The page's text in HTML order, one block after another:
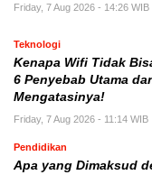
Friday, 7 Aug 2026 - 14:26 WIB
Teknologi
Kenapa Wifi Tidak
6 Penyebab Utama
Mengatasinya!
Friday, 7 Aug 2026 - 11:14 WIB
Pendidikan
Apa yang Dimaksud